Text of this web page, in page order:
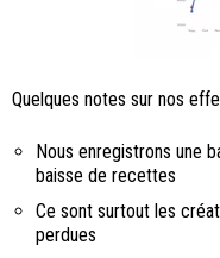
Quelques notes sur nos
Nous enregistrons une
baisse de recettes
Ce sont surtout les
perdues